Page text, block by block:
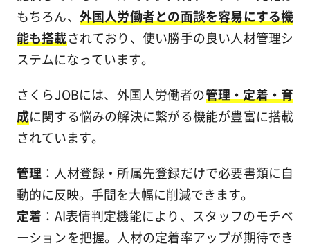
もちろん、 外国人労働者との面談を容易にする機
能も搭載されており、使い勝手の良い人材管理シ
ステムになっています。
さくらJOBには、外国人労働者の管理・定着・育
成に関する悩みの解決に繋がる機能が豊富に搭載
されています。
管理 ：人材登録・所属先登録だけで必要書類に自
動的に反映。手間を大幅に削減できます。
定着 ：AI表情判定機能により、スタッフのモチベ
ーションを把握。人材の定着率アップが期待でき